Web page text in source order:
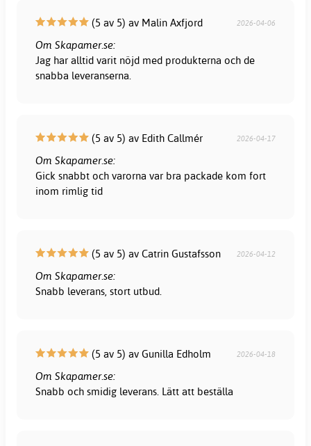
(5 av 5) av Malin Axfjord 2026-04-06
Om Skapamer.se:
Jag har alltid varit nöjd med produkterna och de
snabba leveranserna.
(5 av 5) av Edith Callmér 2026-04-17
Om Skapamer.se:
Gick snabbt och varorna var bra packade kom fort
inom rimlig tid
(5 av 5) av Catrin Gustafsson 2026-04-12
Om Skapamer.se:
Snabb leverans, stort utbud.
(5 av 5) av Gunilla Edholm 2026-04-18
Om Skapamer.se:
Snabb och smidig leverans. Lätt att beställa